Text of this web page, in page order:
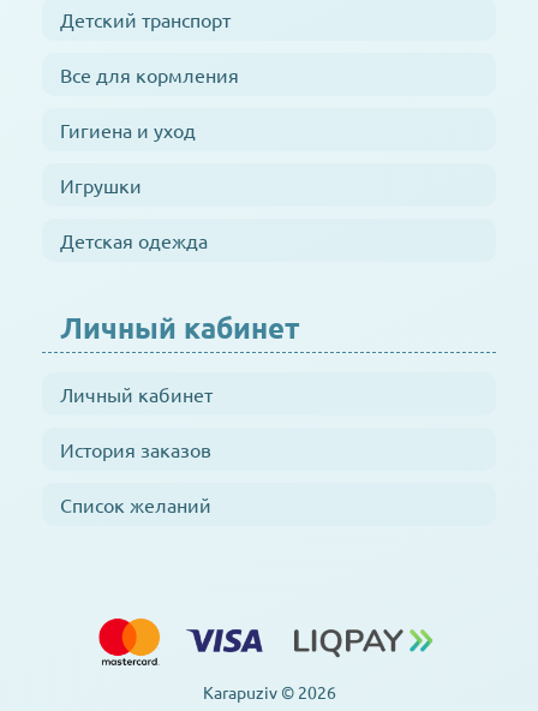
Детский транспорт
Все для кормления
Гигиена и уход
Игрушки
Детская одежда
Личный кабинет
Личный кабинет
История заказов
Список желаний
Karapuziv © 2026